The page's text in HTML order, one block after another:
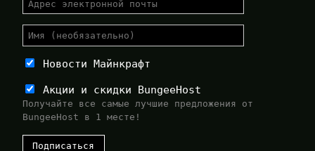
Новости Майнкрафт
Акции и скидки BungeeHost
Получайте все самые лучшие предложения от
BungeeHost в 1 месте!